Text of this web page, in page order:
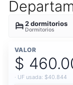
2 dormitorios
Dormitorios
VALOR
$
· UF usada: $40.844